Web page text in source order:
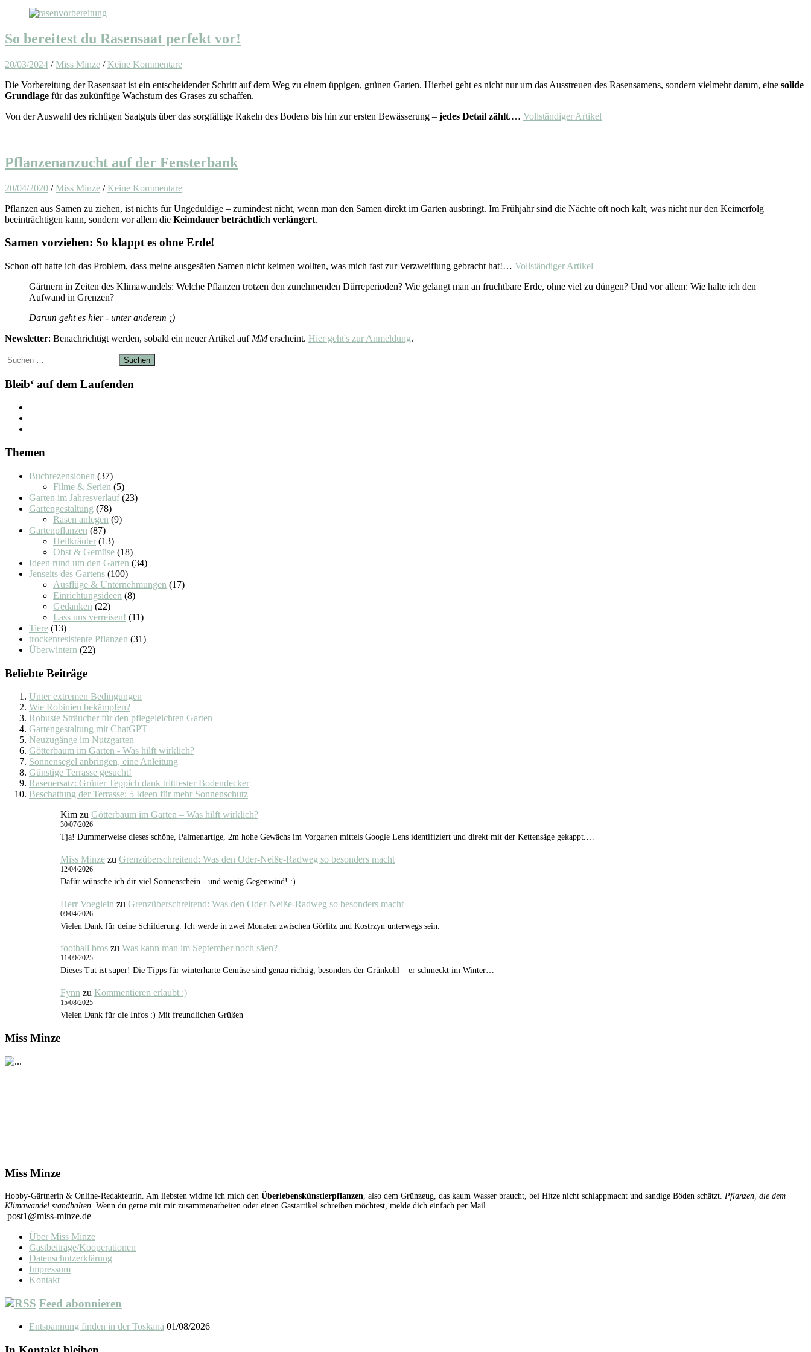
So bereitest du Rasensaat perfekt vor!
20/03/2024 /Miss Minze /Keine Kommentare
Die Vorbereitung der Rasensaat ist ein entscheidender Schritt auf dem Weg zu einem üppigen, grünen Garten. Hierbei geht es nicht nur um das Ausstreuen des Rasensamens, sondern vielmehr darum, eine solide
Grundlage für das zukünftige Wachstum des Grases zu schaffen.
Von der Auswahl des richtigen Saatguts über das sorgfältige Rakeln des Bodens bis hin zur ersten Bewässerung – jedes Detail zählt.… Vollständiger Artikel
Pflanzenanzucht auf der Fensterbank
20/04/2020 /Miss Minze /Keine Kommentare
Pflanzen aus Samen zu ziehen, ist nichts für Ungeduldige – zumindest nicht, wenn man den Samen direkt im Garten ausbringt. Im Frühjahr sind die Nächte oft noch kalt, was nicht nur den Keimerfolg
beeinträchtigen kann, sondern vor allem die Keimdauer beträchtlich verlängert.
Samen vorziehen: So klappt es ohne Erde!
Schon oft hatte ich das Problem, dass meine ausgesäten Samen nicht keimen wollten, was mich fast zur Verzweiflung gebracht hat!… Vollständiger Artikel
Gärtnern in Zeiten des Klimawandels: Welche Pflanzen trotzen den zunehmenden Dürreperioden? Wie gelangt man an fruchtbare Erde, ohne viel zu düngen? Und vor allem: Wie halte ich den
Aufwand in Grenzen?
Darum geht es hier - unter anderem ;)
Newsletter: Benachrichtigt werden, sobald ein neuer Artikel auf MMerscheint. Hier geht's zur Anmeldung.
Suchen
nach:
Bleib‘ auf dem Laufenden
Themen
Buchrezensionen (37)
Filme & Serien (5)
Garten im Jahresverlauf(23)
Gartengestaltung (78)
Rasen anlegen (9)
Gartenpflanzen (87)
Heilkräuter (13)
Obst & Gemüse (18)
Ideen rund um den Garten (34)
Jenseits des Gartens (100)
Ausflüge & Unternehmungen (17)
Einrichtungsideen (8)
Gedanken (22)
Lass uns verreisen! (11)
Tiere (13)
trockenresistente Pflanzen (31)
Überwintern (22)
Beliebte Beiträge
Unter extremen Bedingungen
Wie Robinien bekämpfen?
Robuste Sträucher für den pflegeleichten Garten
Gartengestaltung mit ChatGPT
Neuzugänge im Nutzgarten
Götterbaum im Garten - Was hilft wirklich?
Sonnensegel anbringen, eine Anleitung
Günstige Terrasse gesucht!
Rasenersatz: Grüner Teppich dank trittfester Bodendecker
Beschattung der Terrasse: 5 Ideen für mehr Sonnenschutz
Kim zu Götterbaum im Garten – Was hilft wirklich?
30/07/2026
Tja! Dummerweise dieses schöne, Palmenartige, 2m hohe Gewächs im Vorgarten mittels Google Lens identifiziert und direkt mit der Kettensäge gekappt.…
Miss Minze zu Grenzüberschreitend: Was den Oder-Neiße-Radweg so besonders macht
12/04/2026
Dafür wünsche ich dir viel Sonnenschein - und wenig Gegenwind! :)
Herr Voeglein zu Grenzüberschreitend: Was den Oder-Neiße-Radweg so besonders macht
09/04/2026
Vielen Dank für deine Schilderung. Ich werde in zwei Monaten zwischen Görlitz und Kostrzyn unterwegs sein.
football bros zu Was kann man im September noch säen?
11/09/2025
Dieses Tut ist super! Die Tipps für winterharte Gemüse sind genau richtig, besonders der Grünkohl – er schmeckt im Winter…
Fynn zu Kommentieren erlaubt :)
15/08/2025
Vielen Dank für die Infos :) Mit freundlichen Grüßen
Miss Minze
Miss Minze
Hobby-Gärtnerin & Online-Redakteurin. Am liebsten widme ich mich den Überlebenskünstlerpflanzen , also dem Grünzeug, das kaum Wasser braucht, bei Hitze nicht schlappmacht und sandige Böden schätzt. Pflanzen, die dem
Klimawandel standhalten. Wenn du gerne mit mir zusammenarbeiten oder einen Gastartikel schreiben möchtest, melde dich einfach per Mail
post1@miss-minze.de
Über Miss Minze
Gastbeiträge/Kooperationen
Datenschutzerklärung
Impressum
Kontakt
Feed abonnieren
Entspannung finden in der Toskana 01/08/2026